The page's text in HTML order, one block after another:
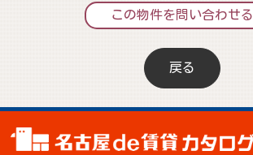
この物件を問い合わせる
戻る